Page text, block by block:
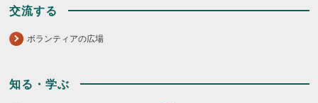
交流する
ボランティアの広場
知る・学ぶ